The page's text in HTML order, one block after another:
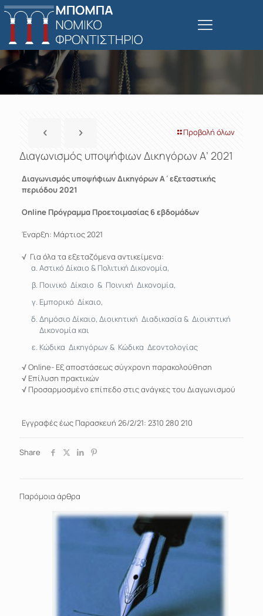
Προβολή όλων
Διαγωνισμός υποψήφιων Δικηγόρων Α’ 2021
Διαγωνισμός υποψήφιων Δικηγόρων Α΄εξεταστικής
περιόδου 2021
Οnline Πρόγραμμα Προετοιμασίας 6 εβδομάδων
Έναρξη: Μάρτιος 2021
√ Για όλα τα εξεταζόμενα αντικείμενα:
Αστικό Δίκαιο & Πολιτική Δικονομία,
Ποινικό Δίκαιο & Ποινική Δικονομία,
Εμπορικό Δίκαιο,
Δημόσιο Δίκαιο, Διοικητική Διαδικασία & Διοικητική
Δικονομία και
Κώδικα Δικηγόρων & Κώδικα Δεοντολογίας
√ Online- Εξ αποστάσεως σύγχρονη παρακολούθηση
√ Επίλυση πρακτικών
√ Προσαρμοσμένο επίπεδο στις ανάγκες του Διαγωνισμού
Εγγραφές έως Παρασκευή 26/2/21: 2310 280 210
Share
Παρόμοια άρθρα